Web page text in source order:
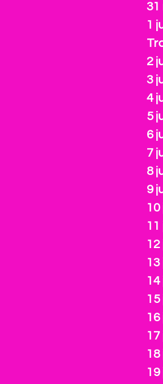
31
1
2
3
4
5
6
7
8
9
10
11
12
13
14
15
16
17
18
19